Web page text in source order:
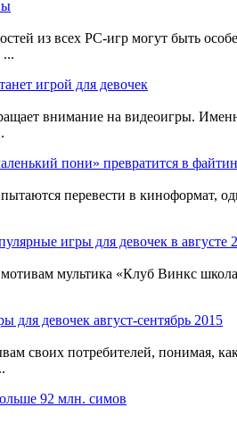
из всех PC-игр могут быть
...
игрой для девочек
внимание на видеоигры.
пони» превратится в
перевести в киноформат,
игры для девочек в августе
мультика «Клуб Винкс
для девочек август-сентябрь 2015
своих потребителей, понимая,
92 млн. симов